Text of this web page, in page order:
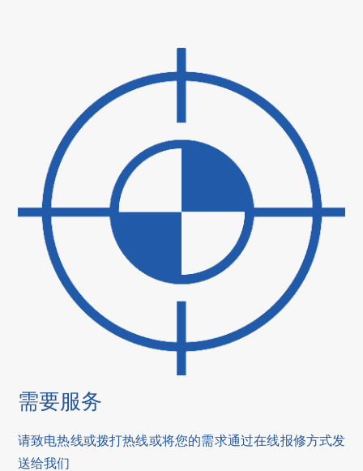
需要服务
请致电热线或拨打热线或将您的需求通过在线报修方式发
送给我们